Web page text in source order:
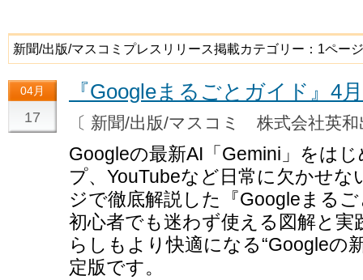
新聞/出版/マスコミプレスリリース掲載カテゴリー：1ページ
04月
17
『Googleまるごとガイド』4
〔 新聞/出版/マスコミ 株式会社英
Googleの最新AI「Gemini」をは
プ、YouTubeなど日常に欠かせ
ジで徹底解説した『Googleまる
初心者でも迷わず使える図解と
らしもより快適になる“Googleの
定版です。